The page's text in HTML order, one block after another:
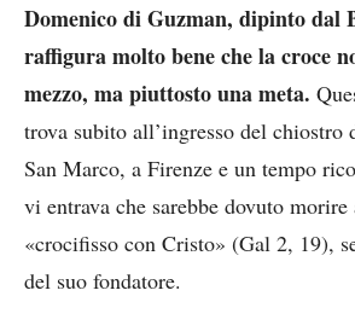
Domenico di Guzman, dipinto dal
raffigura molto bene che la croce
mezzo, ma piuttosto una meta.
trova subito all’ingresso del chiostro
San Marco, a Firenze e un tempo
vi entrava che sarebbe dovuto morire
«crocifisso con Cristo» (Gal 2, 19),
del suo fondatore.